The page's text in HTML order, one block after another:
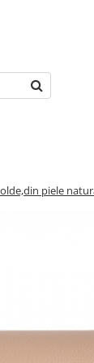
piele